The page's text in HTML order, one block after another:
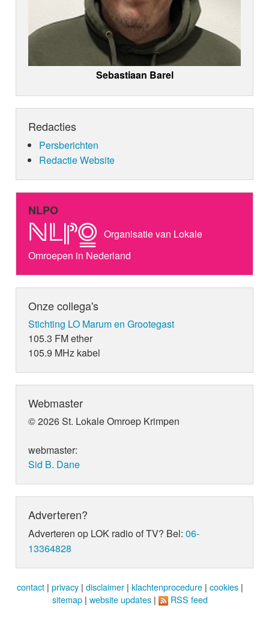
Sebastiaan Barel
Redacties
Persberichten
Redactie Website
NLPO
Organisatie van Lokale
Omroepen in Nederland
Onze collega's
Stichting LO Marum en Grootegast
105.3 FM ether
105.9 MHz kabel
Webmaster
© 2026 St. Lokale Omroep Krimpen
webmaster:
Sid B. Dane
Adverteren?
Adverteren op LOK radio of TV? Bel:06-
13364828
contact | privacy | disclaimer | klachtenprocedure | cookies |
sitemap | website updates | RSS feed